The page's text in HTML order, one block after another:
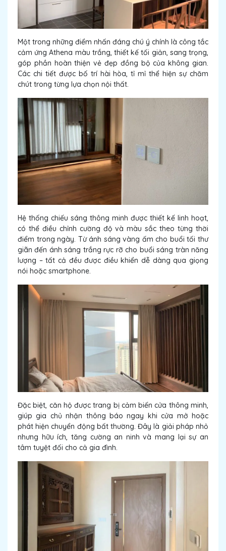
Một trong những điểm nhấn đáng chú ý chính là công tắc
cảm ứng Athena màu trắng, thiết kế tối giản, sang trọng,
góp phần hoàn thiện vẻ đẹp đồng bộ của không gian.
Các chi tiết được bố trí hài hòa, tỉ mỉ thể hiện sự chăm
chút trong từng lựa chọn nội thất.
Hệ thống chiếu sáng thông minh được thiết kế linh hoạt,
có thể điều chỉnh cường độ và màu sắc theo từng thời
điểm trong ngày. Từ ánh sáng vàng ấm cho buổi tối thư
giãn đến ánh sáng trắng rực rỡ cho buổi sáng tràn năng
lượng – tất cả đều được điều khiển dễ dàng qua giọng
nói hoặc smartphone.
Đặc biệt, căn hộ được trang bị cảm biến cửa thông minh,
giúp gia chủ nhận thông báo ngay khi cửa mở hoặc
phát hiện chuyển động bất thường. Đây là giải pháp nhỏ
nhưng hữu ích, tăng cường an ninh và mang lại sự an
tâm tuyệt đối cho cả gia đình.